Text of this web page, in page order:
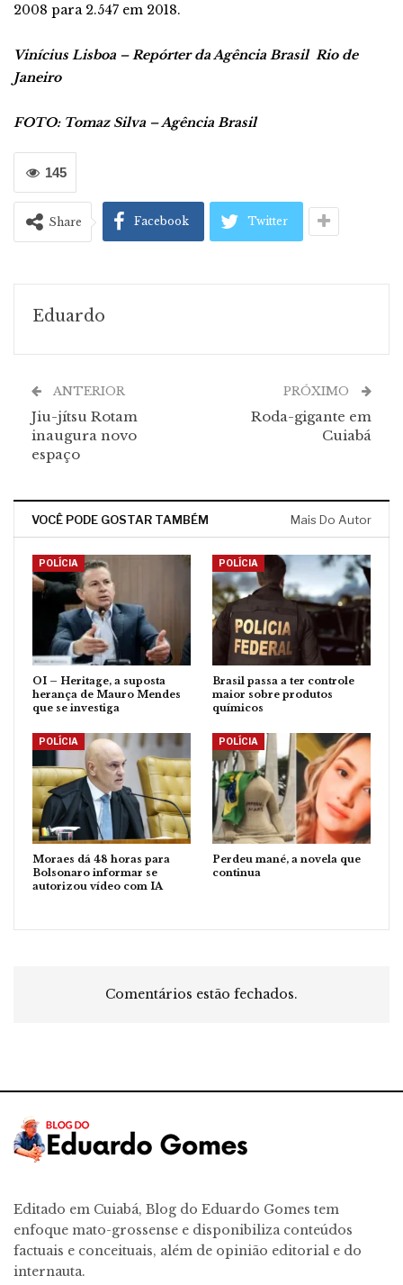
2008 para 2.547 em 2018.
Vinícius Lisboa – Repórter da Agência Brasil Rio de
Janeiro
FOTO: Tomaz Silva – Agência Brasil
145
Share Facebook Twitter
Eduardo
ANTERIOR
Jiu-jítsu Rotam
inaugura novo
espaço
PRÓXIMO
Roda-gigante em
Cuiabá
VOCÊ PODE GOSTAR TAMBÉM Mais Do Autor
POLÍCIA
OI – Heritage, a suposta
herança de Mauro Mendes
que se investiga
POLÍCIA
Brasil passa a ter controle
maior sobre produtos
químicos
POLÍCIA
Moraes dá 48 horas para
Bolsonaro informar se
autorizou vídeo com IA
POLÍCIA
Perdeu mané, a novela que
continua
Comentários estão fechados.
Editado em Cuiabá, Blog do Eduardo Gomes tem
enfoque mato-grossense e disponibiliza conteúdos
factuais e conceituais, além de opinião editorial e do
internauta.